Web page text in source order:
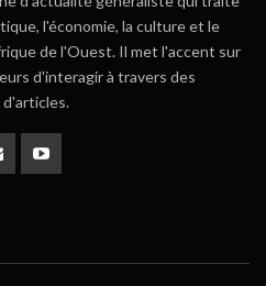
l'économie, la culture et le
de l'Ouest. Il met l'accent sur
d'interagir à travers des